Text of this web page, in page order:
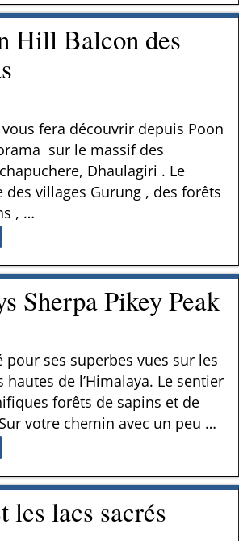
Hill Balcon des
fera découvrir depuis Poon
sur le massif des
Dhaulagiri . Le
des villages Gurung , des forêts
, …
Sherpa Pikey Peak
pour ses superbes vues sur les
de l’Himalaya. Le sentier
forêts de sapins et de
votre chemin avec un peu …
les lacs sacrés